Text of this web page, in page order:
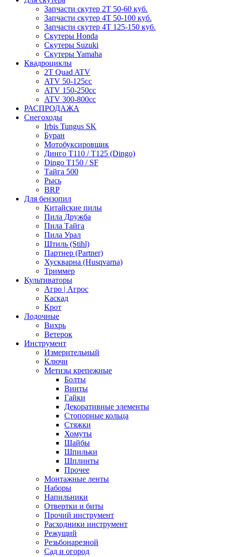
Запчасти скутер 2Т 50-60 куб.
Запчасти скутер 4Т 50-100 куб.
Запчасти скутер 4Т 125-150 куб.
Скутеры Honda
Скутеры Suzuki
Скутеры Yamaha
Квадроциклы
2T Quad ATV
ATV 50-125cc
ATV 150-250cc
ATV 300-800cc
РАСПРОДАЖА
Снегоходы
Irbis Tungus SK
Буран
Мотобуксировщик
Динго T110 / T125 (Dingo)
Dingo T150 / SF
Тайга 500
Рысь
BRP
Для бензопил
Китайские пилы
Пила Дружба
Пила Тайга
Пила Урал
Штиль (Stihl)
Партнер (Partner)
Хускварна (Husqvarna)
Триммер
Культиваторы
Агро | Агрос
Каскад
Крот
Лодочные
Вихрь
Ветерок
Инструмент
Измерительный
Ключи
Метизы крепежные
Болты
Винты
Гайки
Декоративные элементы
Стопорные кольца
Стяжки
Хомуты
Шайбы
Шпильки
Шплинты
Прочее
Монтажные ленты
Наборы
Напильники
Отвертки и биты
Прочий инструмент
Расходники инструмент
Режущий
Резьбонарезной
Сад и огород